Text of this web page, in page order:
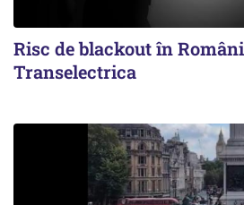
Risc de blackout în
Transelectrica